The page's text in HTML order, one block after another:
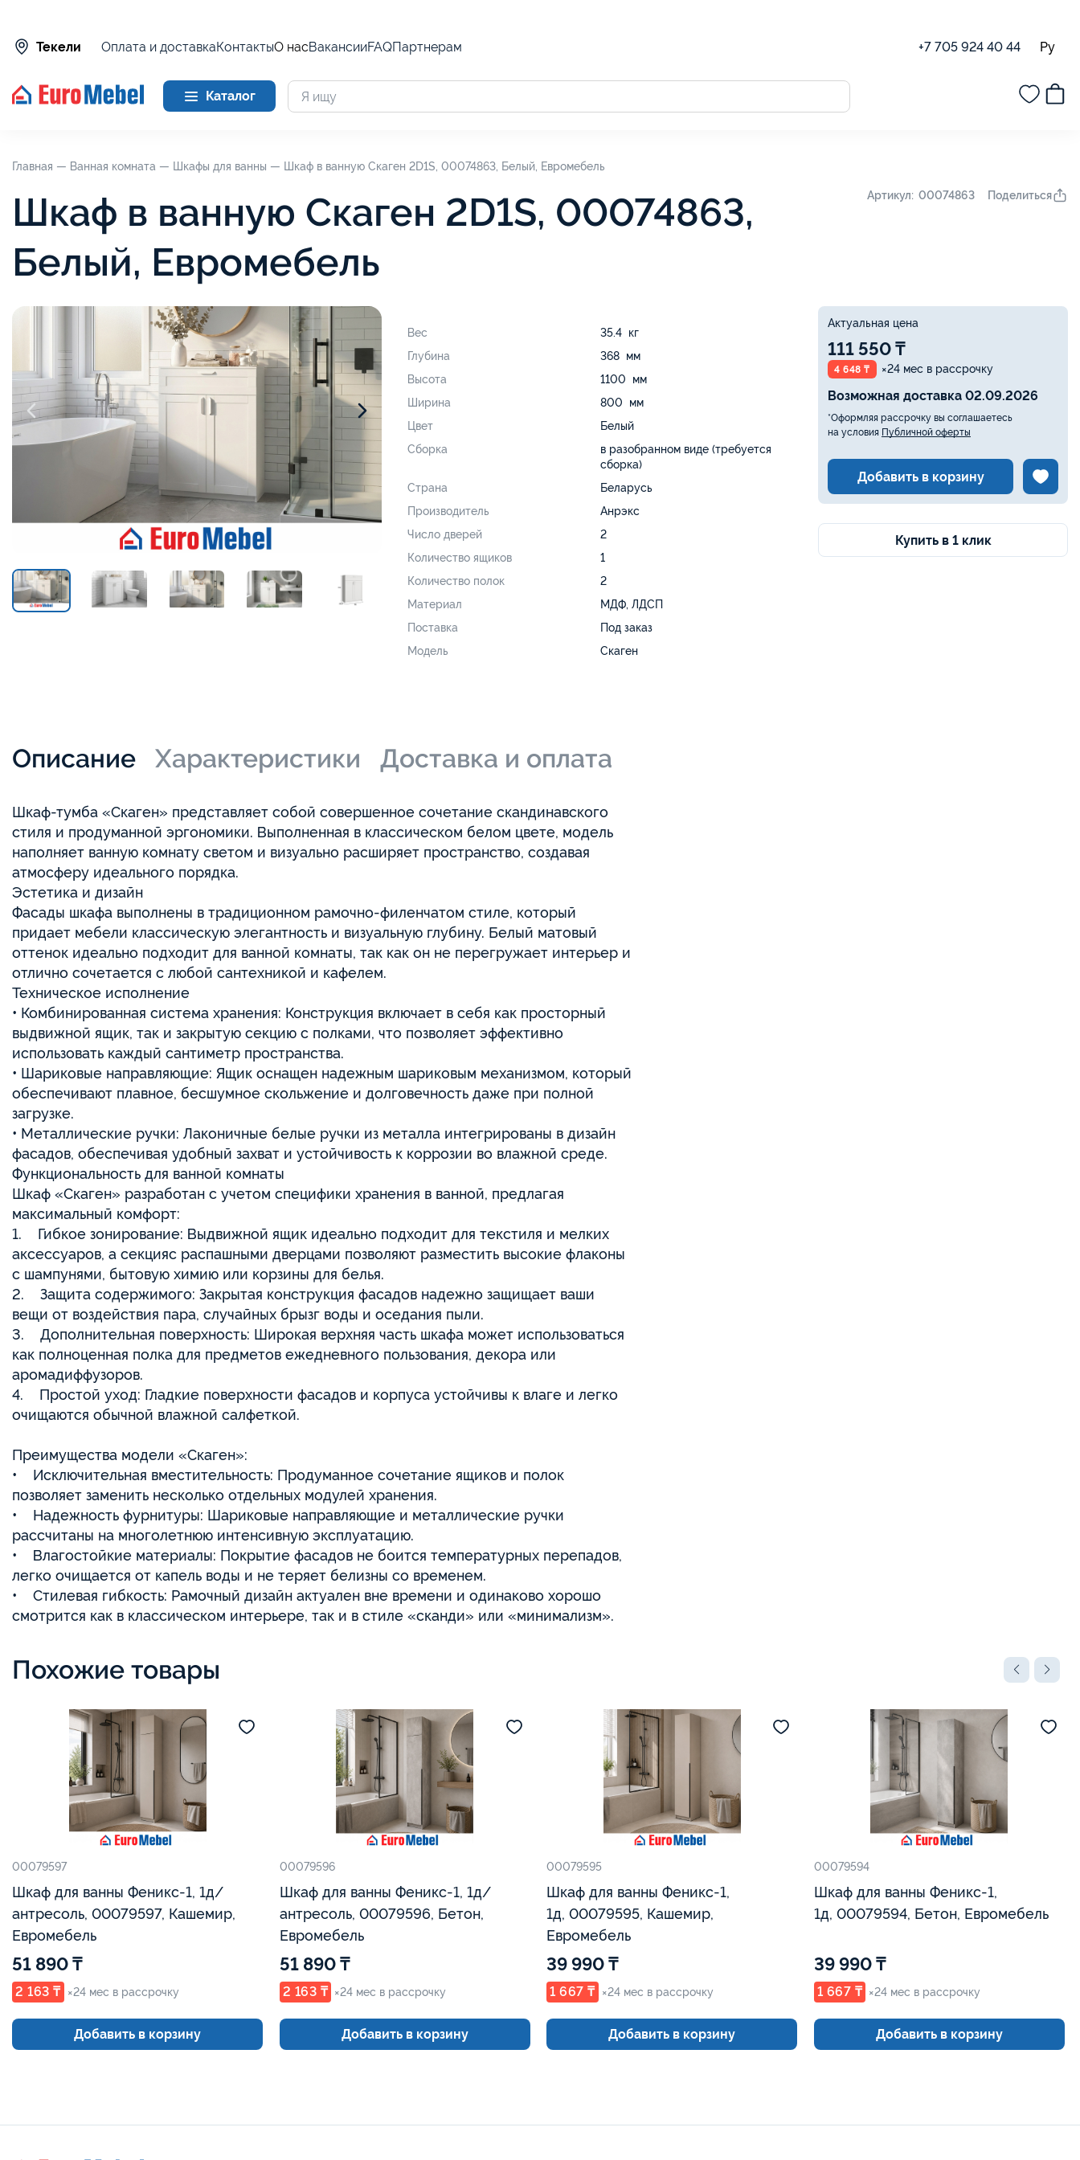
Текели Оплата и доставкаКонтактыО насВакансииFAQПартнерам +7 705 924 40 44 Ру
Каталог
Главная — Ванная комната — Шкафы для ванны — Шкаф в ванную Скаген 2D1S, 00074863, Белый, Евромебель
Шкаф в ванную Скаген 2D1S, 00074863,
Белый, Евромебель
Артикул: 00074863 Поделиться
Вес
35.4 кг
Глубина
368 мм
Высота
1100 мм
Ширина
800 мм
Цвет
Белый
Сборка
в разобранном виде (требуется
сборка)
Страна
Беларусь
Производитель
Анрэкс
Число дверей
2
Количество ящиков
1
Количество полок
2
Материал
МДФ, ЛДСП
Поставка
Под заказ
Модель
Скаген
Актуальная цена
111 550 ₸
4 648 ₸ ×24 мес в рассрочку
Возможная доставка 02.09.2026
*Оформляя рассрочку вы соглашаетесь
на условия Публичной оферты
Добавить в корзину
Купить в 1 клик
Описание Характеристики Доставка и оплата
Шкаф-тумба «Скаген» представляет собой совершенное сочетание скандинавского
стиля и продуманной эргономики. Выполненная в классическом белом цвете, модель
наполняет ванную комнату светом и визуально расширяет пространство, создавая
атмосферу идеального порядка.
Эстетика и дизайн
Фасады шкафа выполнены в традиционном рамочно-филенчатом стиле, который
придает мебели классическую элегантность и визуальную глубину. Белый матовый
оттенок идеально подходит для ванной комнаты, так как он не перегружает интерьер и
отлично сочетается с любой сантехникой и кафелем.
Техническое исполнение
• Комбинированная система хранения: Конструкция включает в себя как просторный
выдвижной ящик, так и закрытую секцию с полками, что позволяет эффективно
использовать каждый сантиметр пространства.
• Шариковые направляющие: Ящик оснащен надежным шариковым механизмом, который
обеспечивают плавное, бесшумное скольжение и долговечность даже при полной
загрузке.
• Металлические ручки: Лаконичные белые ручки из металла интегрированы в дизайн
фасадов, обеспечивая удобный захват и устойчивость к коррозии во влажной среде.
Функциональность для ванной комнаты
Шкаф «Скаген» разработан с учетом специфики хранения в ванной, предлагая
максимальный комфорт:
1. Гибкое зонирование: Выдвижной ящик идеально подходит для текстиля и мелких
аксессуаров, а секцияс распашными дверцами позволяют разместить высокие флаконы
с шампунями, бытовую химию или корзины для белья.
2. Защита содержимого: Закрытая конструкция фасадов надежно защищает ваши
вещи от воздействия пара, случайных брызг воды и оседания пыли.
3. Дополнительная поверхность: Широкая верхняя часть шкафа может использоваться
как полноценная полка для предметов ежедневного пользования, декора или
аромадиффузоров.
4. Простой уход: Гладкие поверхности фасадов и корпуса устойчивы к влаге и легко
очищаются обычной влажной салфеткой.
Преимущества модели «Скаген»:
• Исключительная вместительность: Продуманное сочетание ящиков и полок
позволяет заменить несколько отдельных модулей хранения.
• Надежность фурнитуры: Шариковые направляющие и металлические ручки
рассчитаны на многолетнюю интенсивную эксплуатацию.
• Влагостойкие материалы: Покрытие фасадов не боится температурных перепадов,
легко очищается от капель воды и не теряет белизны со временем.
• Стилевая гибкость: Рамочный дизайн актуален вне времени и одинаково хорошо
смотрится как в классическом интерьере, так и в стиле «сканди» или «минимализм».
Похожие товары
00079597
Шкаф для ванны Феникс-1, 1д/
антресоль, 00079597, Кашемир,
Евромебель
51 890 ₸
2 163 ₸ ×24 мес в рассрочку
Добавить в корзину
00079596
Шкаф для ванны Феникс-1, 1д/
антресоль, 00079596, Бетон,
Евромебель
51 890 ₸
2 163 ₸ ×24 мес в рассрочку
Добавить в корзину
00079595
Шкаф для ванны Феникс-1,
1д, 00079595, Кашемир,
Евромебель
39 990 ₸
1 667 ₸ ×24 мес в рассрочку
Добавить в корзину
00079594
Шкаф для ванны Феникс-1,
1д, 00079594, Бетон, Евромебель
39 990 ₸
1 667 ₸ ×24 мес в рассрочку
Добавить в корзину